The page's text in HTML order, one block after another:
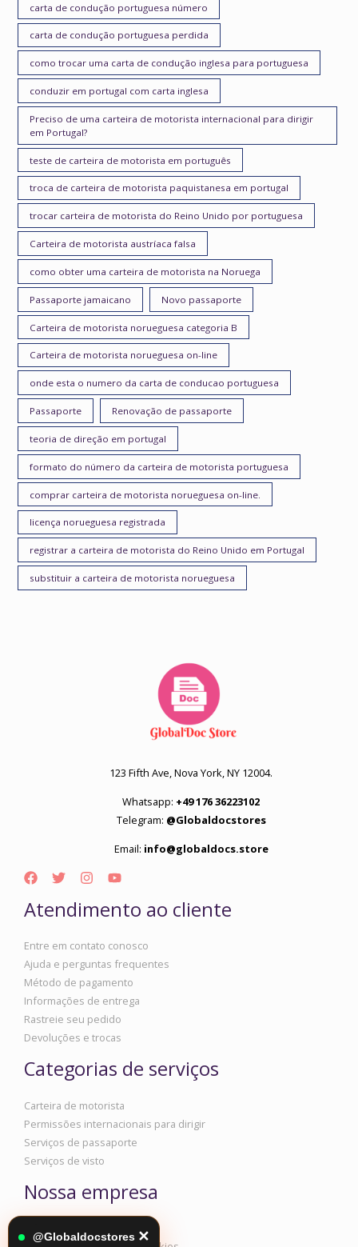
carta de condução portuguesa número
carta de condução portuguesa perdida
como trocar uma carta de condução inglesa para portuguesa
conduzir em portugal com carta inglesa
Preciso de uma carteira de motorista internacional para dirigir
em Portugal?
teste de carteira de motorista em português
troca de carteira de motorista paquistanesa em portugal
trocar carteira de motorista do Reino Unido por portuguesa
Carteira de motorista austríaca falsa
como obter uma carteira de motorista na Noruega
Passaporte jamaicano Novo passaporte
Carteira de motorista norueguesa categoria B
Carteira de motorista norueguesa on-line
onde esta o numero da carta de conducao portuguesa
Passaporte Renovação de passaporte
teoria de direção em portugal
formato do número da carteira de motorista portuguesa
comprar carteira de motorista norueguesa on-line.
licença norueguesa registrada
registrar a carteira de motorista do Reino Unido em Portugal
substituir a carteira de motorista norueguesa
123 Fifth Ave, Nova York, NY 12004.
Whatsapp: +49 176 36223102
Telegram: @Globaldocstores
Email: info@globaldocs.store
Atendimento ao cliente
Entre em contato conosco
Ajuda e perguntas frequentes
Método de pagamento
Informações de entrega
Rastreie seu pedido
Devoluções e trocas
Categorias de serviços
Carteira de motorista
Permissões internacionais para dirigir
Serviços de passaporte
Serviços de visto
Nossa empresa
Informações corporativas
@Globaldocstores ✕